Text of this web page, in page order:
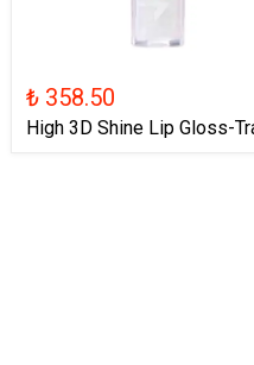
₺ 358.50
High 3D Shine Lip Gloss-